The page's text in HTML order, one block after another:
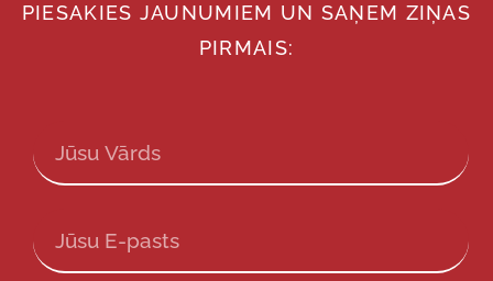
PIESAKIES JAUNUMIEM UN SAŅEM ZIŅAS
PIRMAIS: